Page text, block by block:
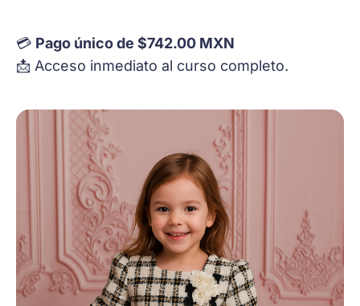
💳 Pago único de $742.00 MXN
📩 Acceso inmediato al curso completo.